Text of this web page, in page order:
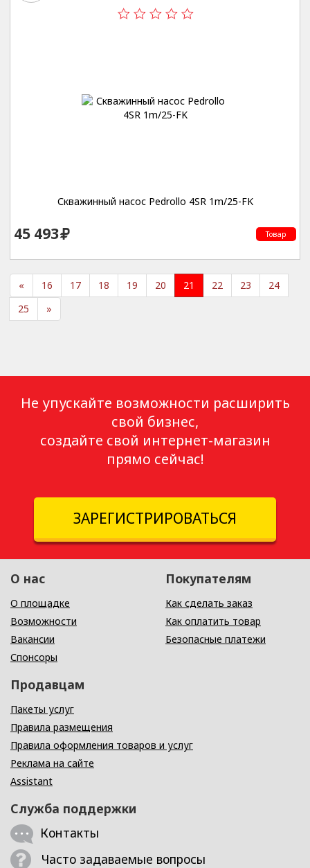
Скважинный насос Pedrollo 4SR 1m/25-FK
45 493 Товар
« 16 17 18 19 20 21 22 23
24
25
»
Не упускайте возможности расширить
свой бизнес,
создайте свой интернет-магазин
прямо сейчас!
ЗАРЕГИСТРИРОВАТЬСЯ
О нас
О площадке
Возможности
Вакансии
Спонсоры
Покупателям
Как сделать заказ
Как оплатить товар
Безопасные платежи
Продавцам
Пакеты услуг
Правила размещения
Правила оформления товаров и услуг
Реклама на сайте
Assistant
Служба поддержки
Контакты
Часто задаваемые вопросы